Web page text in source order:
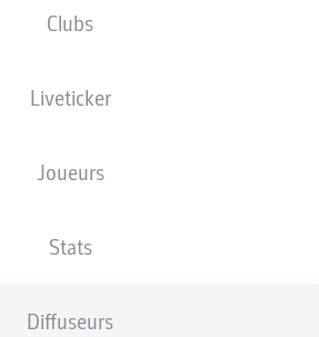
Clubs
Liveticker
Joueurs
Stats
Diffuseurs
- dim., 28.02.2027
Publicité